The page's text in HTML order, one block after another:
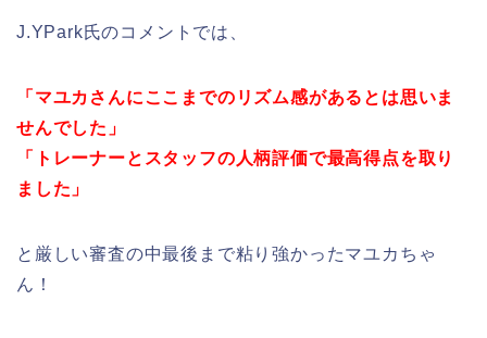
J.YPark氏のコメントでは、
「 マユカさんにここまでのリズム感があるとは思いま
せんでした 」
「
トレーナーとスタッフの人柄評価で最高得点を取り
ました 」
と厳しい審査の中最後まで粘り強かったマユカちゃ
ん！